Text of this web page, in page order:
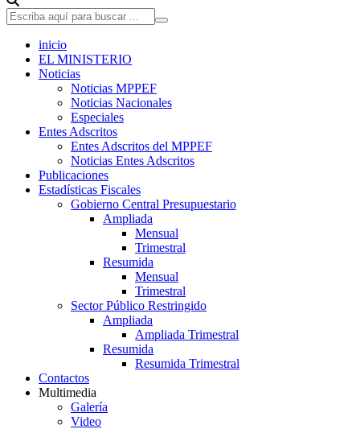
inicio
EL MINISTERIO
Noticias
Noticias MPPEF
Noticias Nacionales
Especiales
Entes Adscritos
Entes Adscritos del MPPEF
Noticias Entes Adscritos
Publicaciones
Estadísticas Fiscales
Gobierno Central Presupuestario
Ampliada
Mensual
Trimestral
Resumida
Mensual
Trimestral
Sector Público Restringido
Ampliada
Ampliada Trimestral
Resumida
Resumida Trimestral
Contactos
Multimedia
Galería
Video